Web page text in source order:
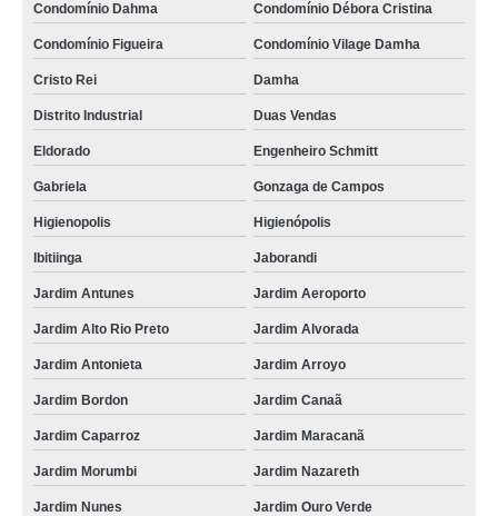
Condomínio Dahma Condomínio Débora Cristina
Condomínio Figueira Condomínio Vilage Damha
Cristo Rei Damha
Distrito Industrial Duas Vendas
Eldorado Engenheiro Schmitt
Gabriela Gonzaga de Campos
Higienopolis Higienópolis
Ibitiinga Jaborandi
Jardim Antunes Jardim Aeroporto
Jardim Alto Rio Preto Jardim Alvorada
Jardim Antonieta Jardim Arroyo
Jardim Bordon Jardim Canaã
Jardim Caparroz Jardim Maracanã
Jardim Morumbi Jardim Nazareth
Jardim Nunes Jardim Ouro Verde